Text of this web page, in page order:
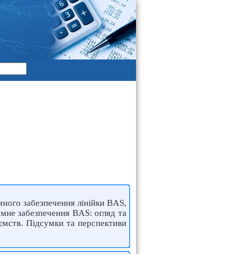
забезпечення лінійки BAS,
забезпечення BAS: огляд та
Підсумки та перспективи